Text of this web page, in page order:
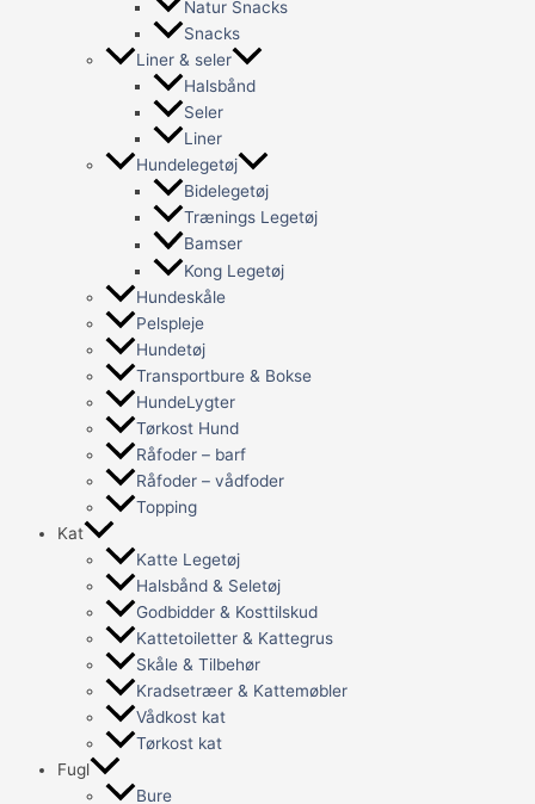
Natur Snacks
Snacks
Liner & seler
Halsbånd
Seler
Liner
Hundelegetøj
Bidelegetøj
Trænings Legetøj
Bamser
Kong Legetøj
Hundeskåle
Pelspleje
Hundetøj
Transportbure & Bokse
HundeLygter
Tørkost Hund
Råfoder – barf
Råfoder – vådfoder
Topping
Kat
Katte Legetøj
Halsbånd & Seletøj
Godbidder & Kosttilskud
Kattetoiletter & Kattegrus
Skåle & Tilbehør
Kradsetræer & Kattemøbler
Vådkost kat
Tørkost kat
Fugl
Bure